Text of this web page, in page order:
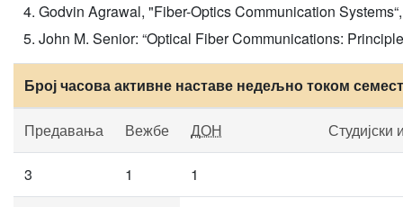
Godvin Agrawal, "Fiber-Optics Communication
John M. Senior: “Optical Fiber Communications:
Број часова активне наставе недељно током
Предавања Вежбе ДОН Студијски
3 1 1